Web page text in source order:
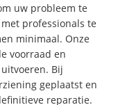
uw probleem te
professionals te
minimaal. Onze
voorraad en
Bij
geplaatst en
reparatie.